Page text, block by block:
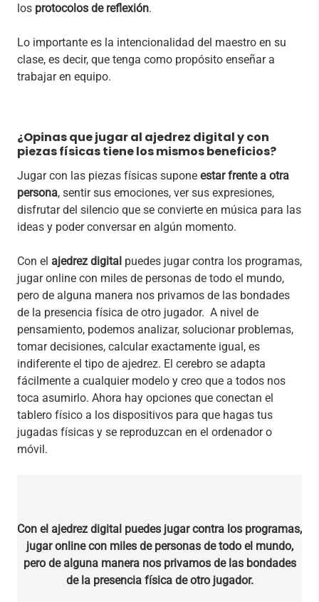
los protocolos de reflexión.
Lo importante es la intencionalidad del maestro en su
clase, es decir, que tenga como propósito enseñar a
trabajar en equipo.
¿Opinas que jugar al ajedrez digital y con
piezas físicas tiene los mismos beneficios?
Jugar con las piezas físicas supone estar frente a otra
persona, sentir sus emociones, ver sus expresiones,
disfrutar del silencio que se convierte en música para las
ideas y poder conversar en algún momento.
Con el ajedrez digital puedes jugar contra los programas,
jugar online con miles de personas de todo el mundo,
pero de alguna manera nos privamos de las bondades
de la presencia física de otro jugador. A nivel de
pensamiento, podemos analizar, solucionar problemas,
tomar decisiones, calcular exactamente igual, es
indiferente el tipo de ajedrez. El cerebro se adapta
fácilmente a cualquier modelo y creo que a todos nos
toca asumirlo. Ahora hay opciones que conectan el
tablero físico a los dispositivos para que hagas tus
jugadas físicas y se reproduzcan en el ordenador o
móvil.
Con el ajedrez digital puedes jugar contra los programas,
jugar online con miles de personas de todo el mundo,
pero de alguna manera nos privamos de las bondades
de la presencia física de otro jugador.